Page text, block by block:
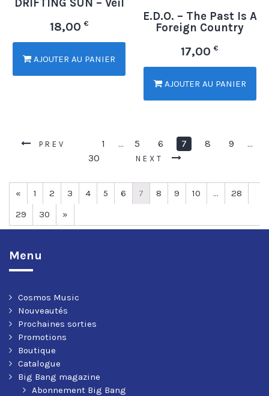
DRIFTING SUN – Veil
18,00 €
AJOUTER AU PANIER
E.D.O. – The Past Is A
Foreign Country
17,00€
AJOUTER AU PANIER
PREV 1 … 5 6 7 8 9 …
30 NEXT
« 1 2 3 4 5 6 7 8 9 10 …
28
29
30 »
Menu
Cosmos Music
Nouveautés
Prochaines sorties
Promotions
Boutique
Catalogue
Big Bang magazine
Abonnement Big Bang